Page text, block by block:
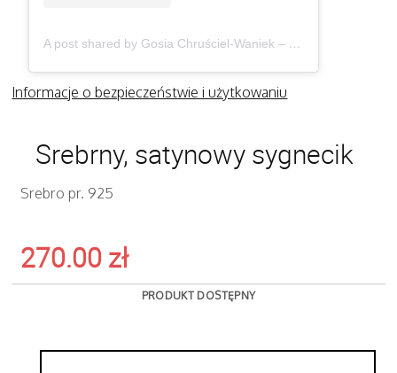
A post shared by Gosia Chruściel-Waniek – Biżuteria (@gosiawaniek)
Informacje o bezpieczeństwie i użytkowaniu
Srebrny, satynowy sygnecik
Srebro pr. 925
270.00 zł
PRODUKT DOSTĘPNY